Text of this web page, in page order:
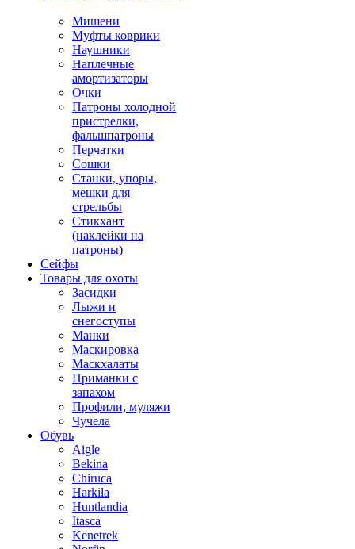
Мишени
Муфты коврики
Наушники
Наплечные
амортизаторы
Очки
Патроны холодной
пристрелки,
фальшпатроны
Перчатки
Сошки
Станки, упоры,
мешки для
стрельбы
Стикхант
(наклейки на
патроны)
Сейфы
Товары для охоты
Засидки
Лыжи и
снегоступы
Манки
Маскировка
Маскхалаты
Приманки с
запахом
Профили, муляжи
Чучела
Обувь
Aigle
Bekina
Chiruсa
Harkila
Huntlandia
Itasca
Kenetrek